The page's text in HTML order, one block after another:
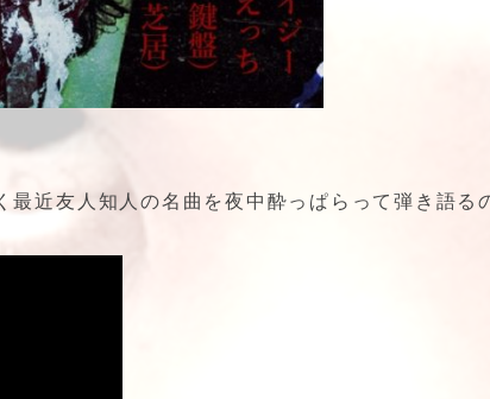
近友人知人の名曲を夜中酔っぱらって弾き語る